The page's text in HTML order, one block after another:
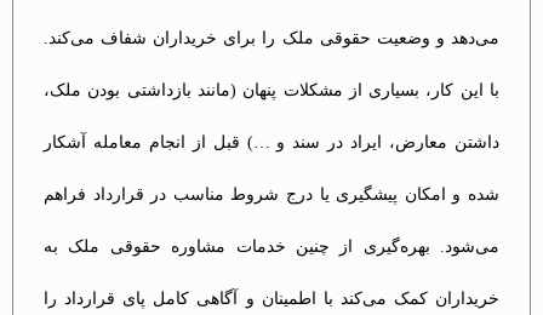
می‌دهد و وضعیت حقوقی ملک را برای خریداران شفاف می‌کند.
با این کار، بسیاری از مشکلات پنهان (مانند بازداشتی بودن ملک،
داشتن معارض، ایراد در سند و …) قبل از انجام معامله آشکار
شده و امکان پیشگیری یا درج شروط مناسب در قرارداد فراهم
می‌شود. بهره‌گیری از چنین خدمات مشاوره حقوقی ملک به
خریداران کمک می‌کند با اطمینان و آگاهی کامل پای قرارداد را